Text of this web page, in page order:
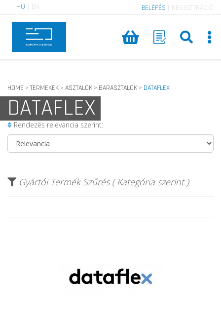
HU EN BELÉPÉS REGISZTRÁCIÓ
HOME > TERMEKEK > ASZTALOK > BARASZTALOK > DATAFLEX
DATAFLEX
Rendezés relevancia szerint:
Gyártói Termék Szűrés ( Kategória szerint )